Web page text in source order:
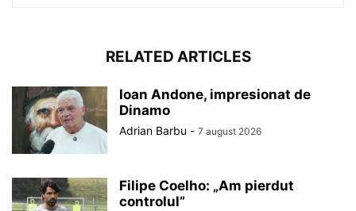
RELATED ARTICLES
Ioan Andone, impresionat de
Dinamo
Adrian Barbu - 7 august 2026
Filipe Coelho: „Am pierdut
controlul”